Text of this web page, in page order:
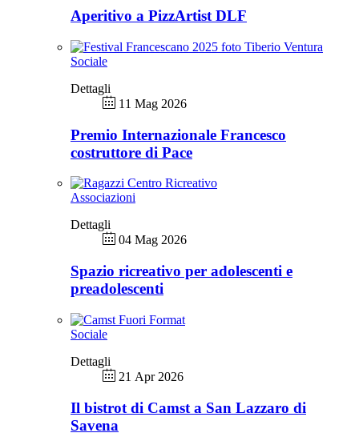
Aperitivo a PizzArtist DLF
Sociale
Dettagli
11 Mag 2026
Premio Internazionale Francesco
costruttore di Pace
Associazioni
Dettagli
04 Mag 2026
Spazio ricreativo per adolescenti e
preadolescenti
Sociale
Dettagli
21 Apr 2026
Il bistrot di Camst a San Lazzaro di
Savena